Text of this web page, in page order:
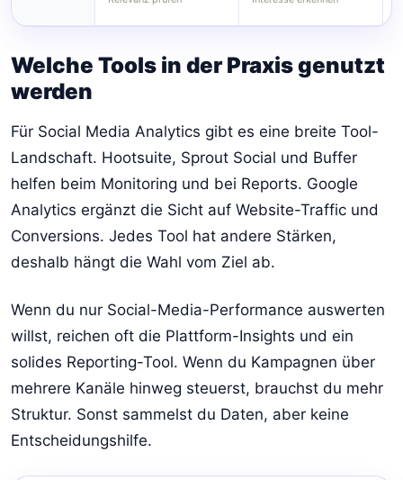
Welche Tools in der Praxis genutzt
werden
Für Social Media Analytics gibt es eine breite Tool-
Landschaft. Hootsuite, Sprout Social und Buffer
helfen beim Monitoring und bei Reports. Google
Analytics ergänzt die Sicht auf Website-Traffic und
Conversions. Jedes Tool hat andere Stärken,
deshalb hängt die Wahl vom Ziel ab.
Wenn du nur Social-Media-Performance auswerten
willst, reichen oft die Plattform-Insights und ein
solides Reporting-Tool. Wenn du Kampagnen über
mehrere Kanäle hinweg steuerst, brauchst du mehr
Struktur. Sonst sammelst du Daten, aber keine
Entscheidungshilfe.